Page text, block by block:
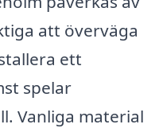
att överväga
ett
spelar
Vanliga material